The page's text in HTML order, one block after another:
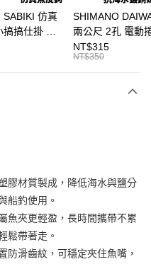
台中商業銀行
華泰商業銀行
遠東國際商業銀行
立後會自動跳轉到大哥付的交易
、繳款截止日，確認付款後即完
遇審核未通過，訂單將自動取
達大哥付你分期系統評分，恕無
期」於每月結算日後寄送繳費提
費。
可結帳。
。
後，將跳轉至「AFTEE先享後付」
即可完成結帳。
運費
SABIKI 仿真
搞仕掛 船
SHIMANO
兩公尺 2孔 電動
奶瓶電源線 奶瓶
線 T998
NT$315
NT$350
膠材質製成，降低海水與鹽分
船釣使用。
魚夾更輕盈，長時間攜帶不累
鬆帶著走。
防滑齒紋，可穩定夾住魚嘴，